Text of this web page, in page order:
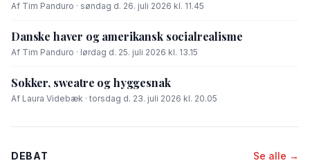
Af Tim Panduro · søndag d. 26. juli 2026 kl. 11.45
Danske haver og amerikansk socialrealisme
Af Tim Panduro · lørdag d. 25. juli 2026 kl. 13.15
Sokker, sweatre og hyggesnak
Af Laura Videbæk · torsdag d. 23. juli 2026 kl. 20.05
DEBAT Se alle →